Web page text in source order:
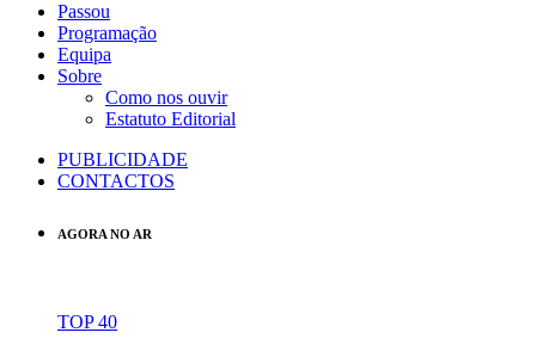
Passou
Programação
Equipa
Sobre
Como nos ouvir
Estatuto Editorial
PUBLICIDADE
CONTACTOS
AGORA NO AR
TOP 40